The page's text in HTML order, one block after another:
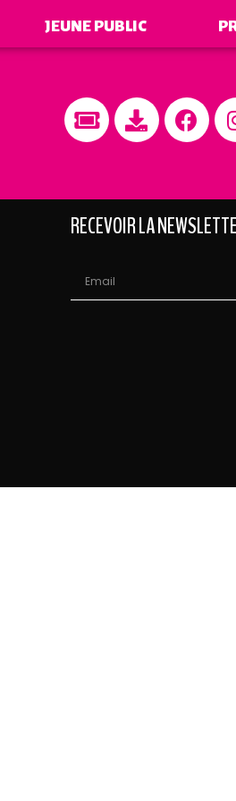
JEUNE PUBLIC
RECEVOIR LA